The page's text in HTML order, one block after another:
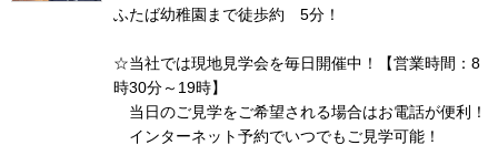
ふたば幼稚園まで徒歩約 5分！
☆当社では現地見学会を毎日開催中！【営業時間：8
時30分～19時】
当日のご見学をご希望される場合はお電話が便利！
インターネット予約でいつでもご見学可能！